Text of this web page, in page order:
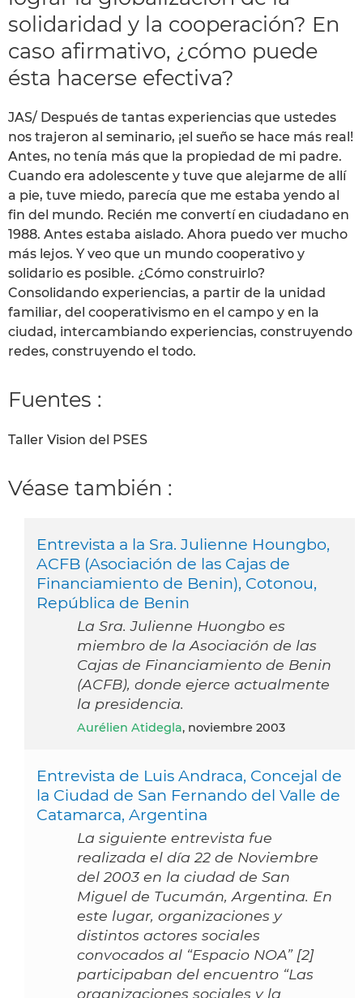
solidaridad y la cooperación? En
caso afirmativo, ¿cómo puede
ésta hacerse efectiva?
JAS/ Después de tantas experiencias que ustedes
nos trajeron al seminario, ¡el sueño se hace más real!
Antes, no tenía más que la propiedad de mi padre.
Cuando era adolescente y tuve que alejarme de allí
a pie, tuve miedo, parecía que me estaba yendo al
fin del mundo. Recién me convertí en ciudadano en
1988. Antes estaba aislado. Ahora puedo ver mucho
más lejos. Y veo que un mundo cooperativo y
solidario es posible. ¿Cómo construirlo?
Consolidando experiencias, a partir de la unidad
familiar, del cooperativismo en el campo y en la
ciudad, intercambiando experiencias, construyendo
redes, construyendo el todo.
Fuentes :
Taller Vision del PSES
Véase también :
Entrevista a la Sra. Julienne Houngbo,
ACFB (Asociación de las Cajas de
Financiamiento de Benin), Cotonou,
República de Benin
La Sra. Julienne Huongbo es
miembro de la Asociación de las
Cajas de Financiamiento de Benin
(ACFB), donde ejerce actualmente
la presidencia.
Aurélien Atidegla, noviembre 2003
Entrevista de Luis Andraca, Concejal de
la Ciudad de San Fernando del Valle de
Catamarca, Argentina
La siguiente entrevista fue
realizada el día 22 de Noviembre
del 2003 en la ciudad de San
Miguel de Tucumán, Argentina. En
este lugar, organizaciones y
distintos actores sociales
convocados al “Espacio NOA” [2]
participaban del encuentro “Las
organizaciones sociales y la